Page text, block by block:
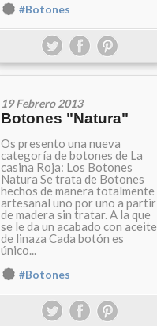
#Botones
19 Febrero 2013
Botones "Natura"
Os presento una nueva
categoría de botones de La
casina Roja: Los Botones
Natura Se trata de Botones
hechos de manera totalmente
artesanal uno por uno a partir
de madera sin tratar. A la que
se le da un acabado con aceite
de linaza Cada botón es
único...
#Botones